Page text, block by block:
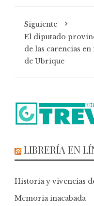
Siguiente
El diputado
de las carencias
de Ubrique
LIBRERÍA EN
Historia y vivencias
Memoria inacabada